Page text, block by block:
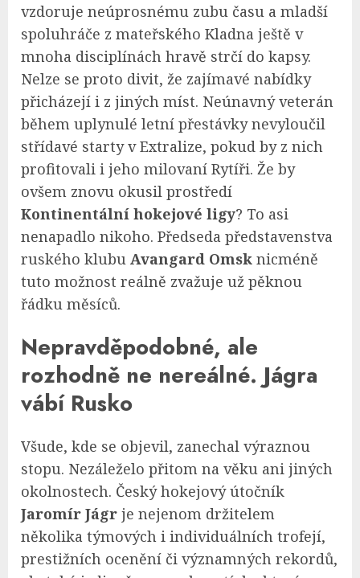
vzdoruje neúprosnému zubu času a mladší
spoluhráče z mateřského Kladna ještě v
mnoha disciplínách hravě strčí do kapsy.
Nelze se proto divit, že zajímavé nabídky
přicházejí i z jiných míst. Neúnavný veterán
během uplynulé letní přestávky nevyloučil
střídavé starty v Extralize, pokud by z nich
profitovali i jeho milovaní Rytíři. Že by
ovšem znovu okusil prostředí
Kontinentální hokejové ligy? To asi
nenapadlo nikoho. Předseda představenstva
ruského klubu Avangard Omsk nicméně
tuto možnost reálně zvažuje už pěknou
řádku měsíců.
Nepravděpodobné, ale
rozhodně ne nereálné. Jágra
vábí Rusko
Všude, kde se objevil, zanechal výraznou
stopu. Nezáleželo přitom na věku ani jiných
okolnostech. Český hokejový útočník
Jaromír Jágr je nejenom držitelem
několika týmových i individuálních trofejí,
prestižních ocenění či významných rekordů,